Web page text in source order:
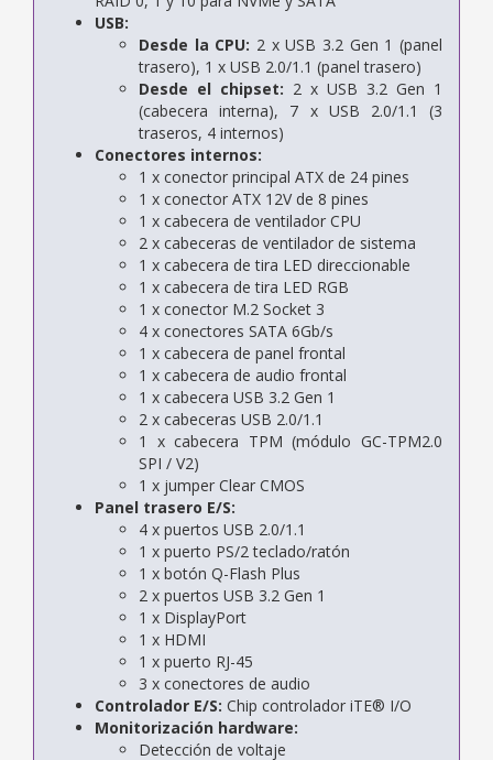
USB:
Desde la CPU: 2 x USB 3.2 Gen 1 (panel
trasero), 1 x USB 2.0/1.1 (panel trasero)
Desde el chipset: 2 x USB 3.2 Gen 1
(cabecera interna), 7 x USB 2.0/1.1 (3
traseros, 4 internos)
Conectores internos:
1 x conector principal ATX de 24 pines
1 x conector ATX 12V de 8 pines
1 x cabecera de ventilador CPU
2 x cabeceras de ventilador de sistema
1 x cabecera de tira LED direccionable
1 x cabecera de tira LED RGB
1 x conector M.2 Socket 3
4 x conectores SATA 6Gb/s
1 x cabecera de panel frontal
1 x cabecera de audio frontal
1 x cabecera USB 3.2 Gen 1
2 x cabeceras USB 2.0/1.1
1 x cabecera TPM (módulo GC-TPM2.0
SPI / V2)
1 x jumper Clear CMOS
Panel trasero E/S:
4 x puertos USB 2.0/1.1
1 x puerto PS/2 teclado/ratón
1 x botón Q-Flash Plus
2 x puertos USB 3.2 Gen 1
1 x DisplayPort
1 x HDMI
1 x puerto RJ-45
3 x conectores de audio
Controlador E/S: Chip controlador iTE® I/O
Monitorización hardware:
Detección de voltaje